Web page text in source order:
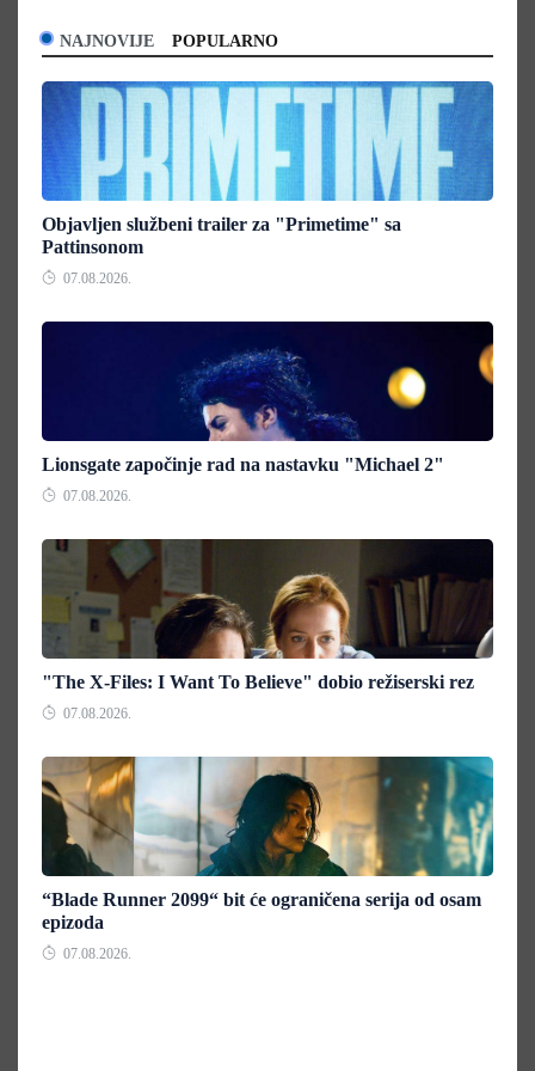
NAJNOVIJE POPULARNO
Objavljen službeni trailer za "Primetime" sa
Pattinsonom
07.08.2026.
Lionsgate započinje rad na nastavku "Michael 2"
07.08.2026.
"The X-Files: I Want To Believe" dobio režiserski rez
07.08.2026.
“Blade Runner 2099“ bit će ograničena serija od osam
epizoda
07.08.2026.